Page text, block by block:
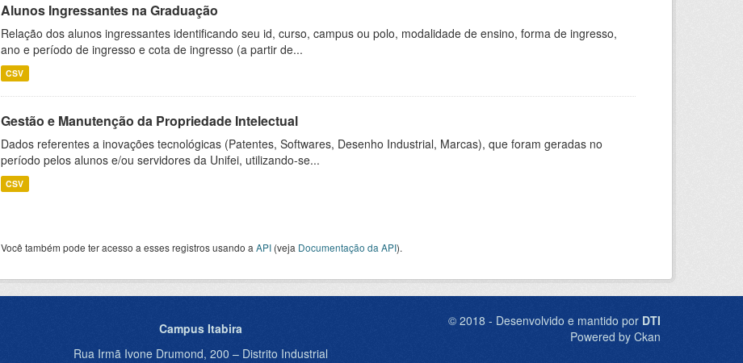
Alunos Ingressantes na Graduação
Relação dos alunos ingressantes identificando seu id, curso, campus ou polo, modalidade de ensino, forma de ingresso,
ano e período de ingresso e cota de ingresso (a partir de...
CSV
Gestão e Manutenção da Propriedade Intelectual
Dados referentes a inovações tecnológicas (Patentes, Softwares, Desenho Industrial, Marcas), que foram geradas no
período pelos alunos e/ou servidores da Unifei, utilizando-se...
CSV
Você também pode ter acesso a esses registros usando a API (veja Documentação da API).
Campus Itabira
Rua Irmã Ivone Drumond, 200 – Distrito Industrial
© 2018 - Desenvolvido e mantido por DTI
Powered by Ckan